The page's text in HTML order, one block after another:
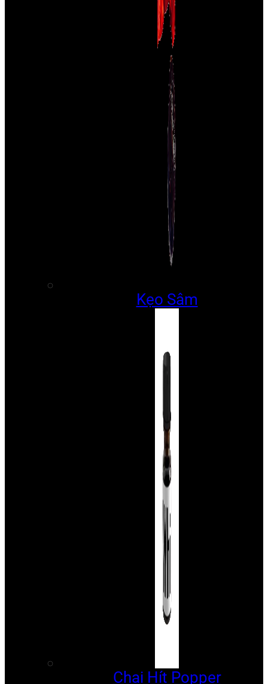
Kẹo Sâm
Chai Hít Popper